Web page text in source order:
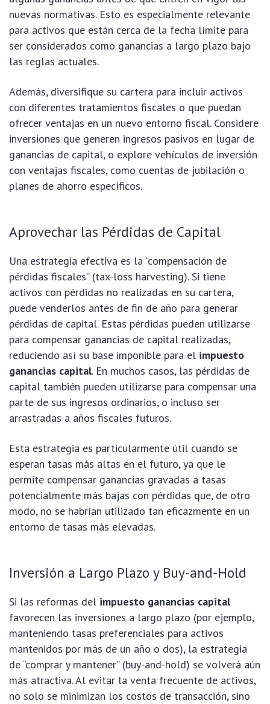
nuevas normativas. Esto es especialmente relevante
para activos que están cerca de la fecha límite para
ser considerados como ganancias a largo plazo bajo
las reglas actuales.
Además, diversifique su cartera para incluir activos
con diferentes tratamientos fiscales o que puedan
ofrecer ventajas en un nuevo entorno fiscal. Considere
inversiones que generen ingresos pasivos en lugar de
ganancias de capital, o explore vehículos de inversión
con ventajas fiscales, como cuentas de jubilación o
planes de ahorro específicos.
Aprovechar las Pérdidas de Capital
Una estrategia efectiva es la “compensación de
pérdidas fiscales” (tax-loss harvesting). Si tiene
activos con pérdidas no realizadas en su cartera,
puede venderlos antes de fin de año para generar
pérdidas de capital. Estas pérdidas pueden utilizarse
para compensar ganancias de capital realizadas,
reduciendo así su base imponible para el impuesto
ganancias capital. En muchos casos, las pérdidas de
capital también pueden utilizarse para compensar una
parte de sus ingresos ordinarios, o incluso ser
arrastradas a años fiscales futuros.
Esta estrategia es particularmente útil cuando se
esperan tasas más altas en el futuro, ya que le
permite compensar ganancias gravadas a tasas
potencialmente más bajas con pérdidas que, de otro
modo, no se habrían utilizado tan eficazmente en un
entorno de tasas más elevadas.
Inversión a Largo Plazo y Buy-and-Hold
Si las reformas del impuesto ganancias capital
favorecen las inversiones a largo plazo (por ejemplo,
manteniendo tasas preferenciales para activos
mantenidos por más de un año o dos), la estrategia
de “comprar y mantener” (buy-and-hold) se volverá aún
más atractiva. Al evitar la venta frecuente de activos,
no solo se minimizan los costos de transacción, sino